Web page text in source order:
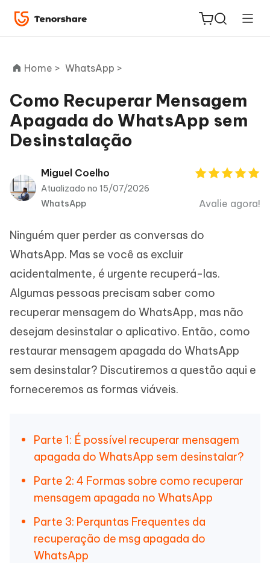
ReiBoot
for iOS
PDNob
PDF
Editor
Novo
iAnyGo
Home > WhatsApp >
Como Recuperar Mensagem
Apagada do WhatsApp sem
Desinstalação
Miguel Coelho
Atualizado no 15/07/2026
WhatsApp
Avalie agora!
Ninguém quer perder as conversas do
WhatsApp. Mas se você as excluir
acidentalmente, é urgente recuperá-las.
Algumas pessoas precisam saber como
recuperar mensagem do WhatsApp, mas não
desejam desinstalar o aplicativo. Então, como
restaurar mensagem apagada do WhatsApp
sem desinstalar? Discutiremos a questão aqui e
forneceremos as formas viáveis.
Parte 1: É possível recuperar mensagem
apagada do WhatsApp sem desinstalar?
Parte 2: 4 Formas sobre como recuperar
mensagem apagada no WhatsApp
Parte 3: Perquntas Frequentes da
recuperação de msg apagada do
WhatsApp